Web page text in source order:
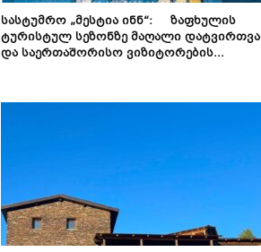
სასტუმრო „მესტია ინნ“: ზაფხულის
ტურისტულ სეზონზე მაღალი დატვირთვა
და საერთაშორისო ვიზიტორების...